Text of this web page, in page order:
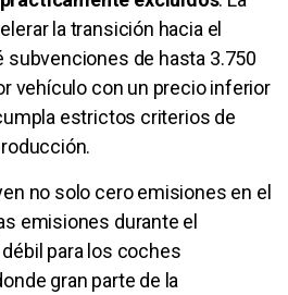
la transición hacia el
subvenciones de hasta 3.750
vehículo con un precio inferior
estrictos criterios de
no solo cero emisiones en el
emisiones durante el
para los coches
gran parte de la